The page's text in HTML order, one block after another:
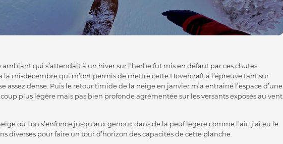
qui s’attendait à un hiver sur l’herbe fut mis en défaut par ces chutes
la mi-décembre qui m’ont permis de mettre cette Hovercraft à l’épreuve tant sur
assez dense. Puis le retour timide de la neige en janvier m’a entrainé l’espace d’une
plus légère mais pas bien profonde agrémentée sur les versants exposés au vent
où l’on s’enfonce jusqu’aux genoux dans de la peuf légère comme l’air, j’ai eu le
diverses pour faire un tour d’horizon des capacités de cette planche.